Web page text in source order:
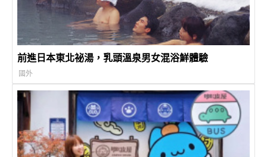
前進日本東北祕湯，乳頭溫泉男女混浴鮮體驗
國外